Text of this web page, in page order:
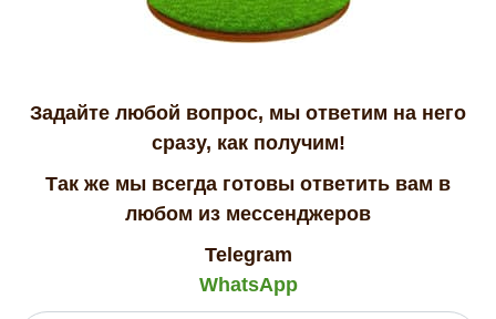
Задайте любой вопрос, мы ответим на него
сразу, как получим!
Так же мы всегда готовы ответить вам в
любом из мессенджеров
Telegram
WhatsApp